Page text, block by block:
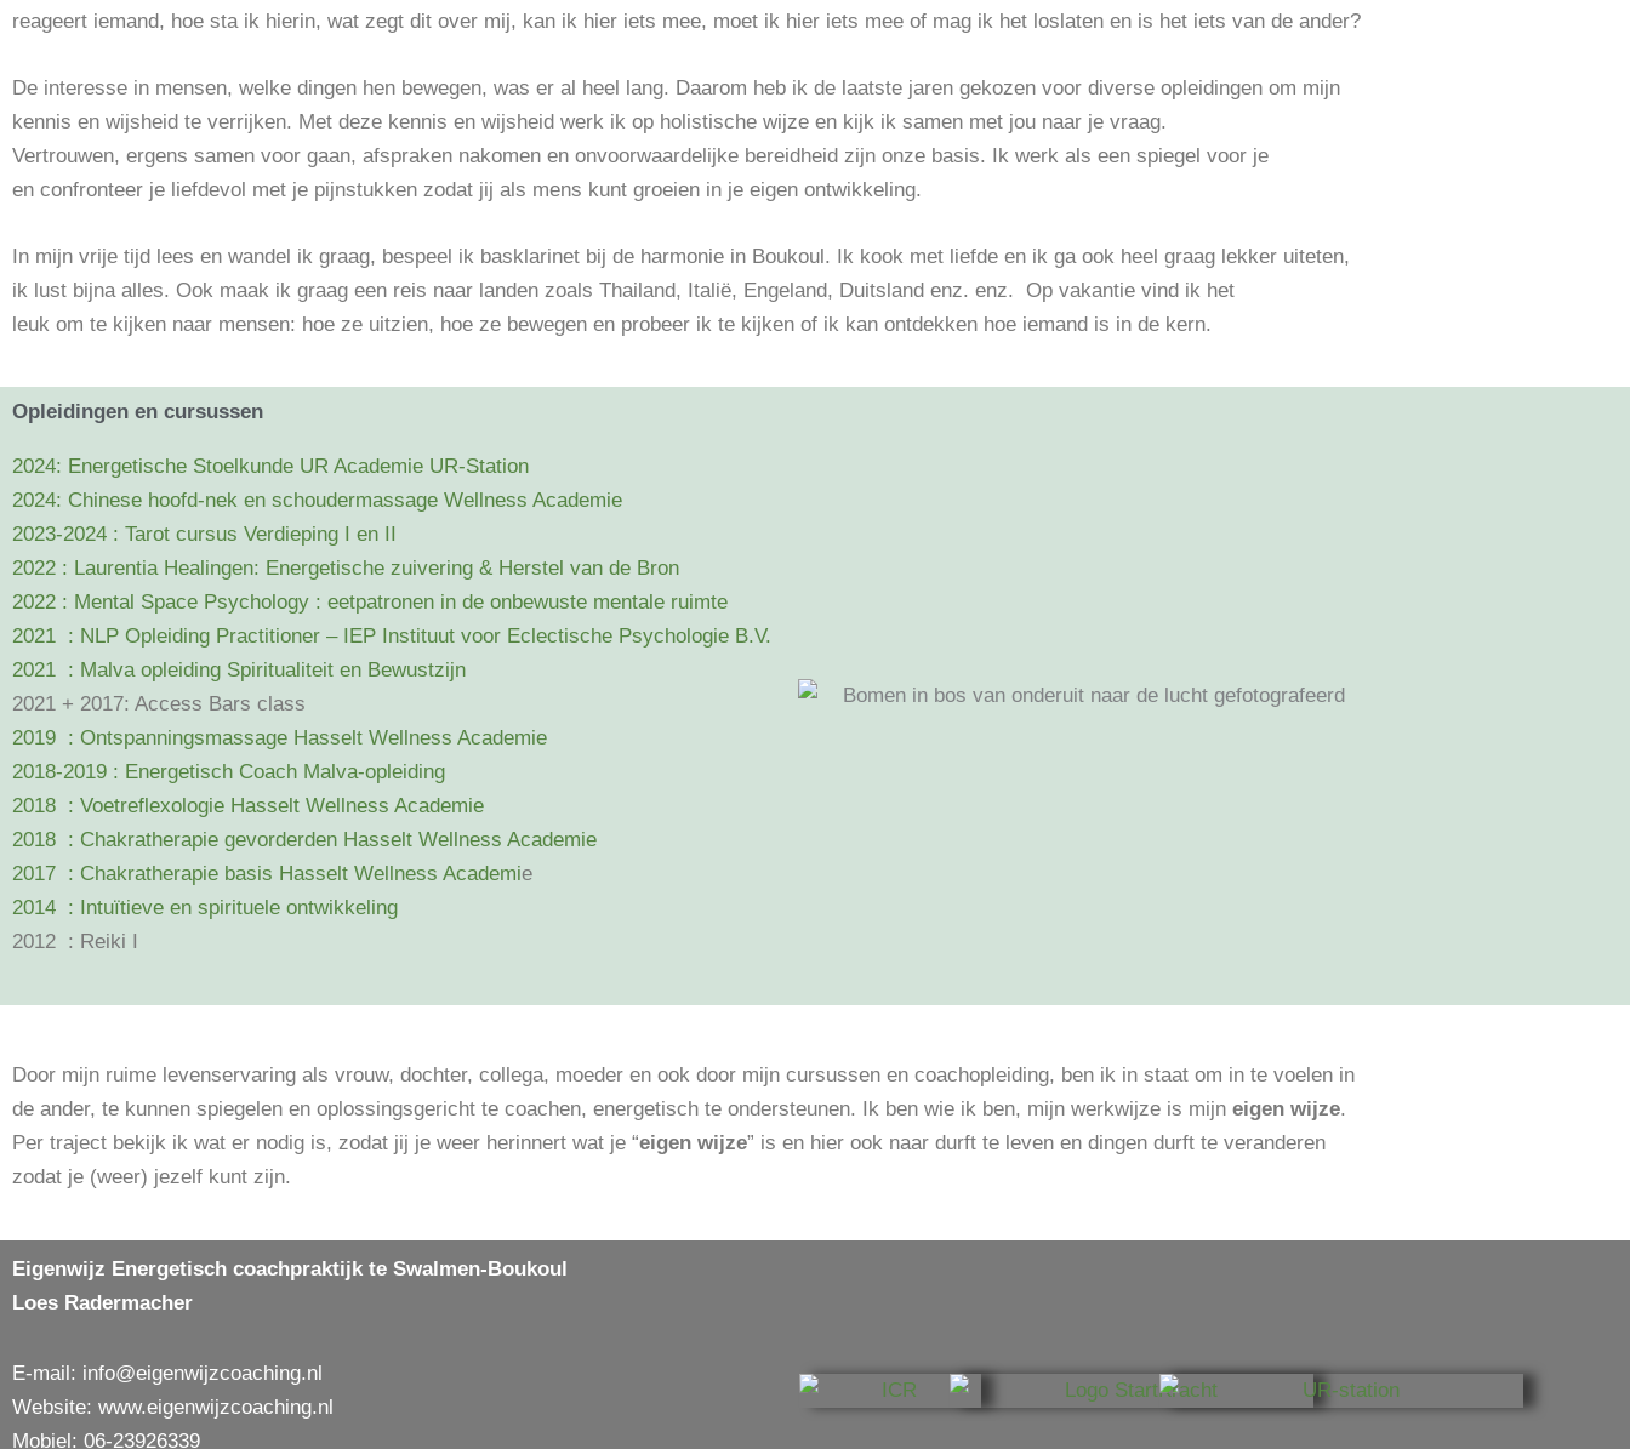
reageert iemand, hoe sta ik hierin, wat zegt dit over mij, kan ik hier iets mee, moet ik hier iets mee of mag ik het loslaten en is het iets van de ander?
De interesse in mensen, welke dingen hen bewegen, was er al heel lang. Daarom heb ik de laatste jaren gekozen voor diverse opleidingen om mijn
kennis en wijsheid te verrijken. Met deze kennis en wijsheid werk ik op holistische wijze en kijk ik samen met jou naar je vraag.
Vertrouwen, ergens samen voor gaan, afspraken nakomen en onvoorwaardelijke bereidheid zijn onze basis. Ik werk als een spiegel voor je
en confronteer je liefdevol met je pijnstukken zodat jij als mens kunt groeien in je eigen ontwikkeling.
In mijn vrije tijd lees en wandel ik graag, bespeel ik basklarinet bij de harmonie in Boukoul. Ik kook met liefde en ik ga ook heel graag lekker uiteten,
ik lust bijna alles. Ook maak ik graag een reis naar landen zoals Thailand, Italië, Engeland, Duitsland enz. enz. Op vakantie vind ik het
leuk om te kijken naar mensen: hoe ze uitzien, hoe ze bewegen en probeer ik te kijken of ik kan ontdekken hoe iemand is in de kern.
Opleidingen en cursussen
2024: Energetische Stoelkunde UR Academie UR-Station
2024: Chinese hoofd-nek en schoudermassage Wellness Academie
2023-2024 : Tarot cursus Verdieping I en II
2022 : Laurentia Healingen: Energetische zuivering & Herstel van de Bron
2022 : Mental Space Psychology : eetpatronen in de onbewuste mentale ruimte
2021 : NLP Opleiding Practitioner – IEP Instituut voor Eclectische Psychologie B.V.
2021 : Malva opleiding Spiritualiteit en Bewustzijn
2021 + 2017: Access Bars class
2019 : Ontspanningsmassage Hasselt Wellness Academie
2018-2019 : Energetisch Coach Malva-opleiding
2018 : Voetreflexologie Hasselt Wellness Academie
2018 : Chakratherapie gevorderden Hasselt Wellness Academie
2017 : Chakratherapie basis Hasselt Wellness Academie
2014 : Intuïtieve en spirituele ontwikkeling
2012 : Reiki I
Door mijn ruime levenservaring als vrouw, dochter, collega, moeder en ook door mijn cursussen en coachopleiding, ben ik in staat om in te voelen in
de ander, te kunnen spiegelen en oplossingsgericht te coachen, energetisch te ondersteunen. Ik ben wie ik ben, mijn werkwijze is mijn eigen wijze.
Per traject bekijk ik wat er nodig is, zodat jij je weer herinnert wat je “eigen wijze” is en hier ook naar durft te leven en dingen durft te veranderen
zodat je (weer) jezelf kunt zijn.
Eigenwijz Energetisch coachpraktijk te Swalmen-Boukoul
Loes Radermacher
E-mail: info@eigenwijzcoaching.nl
Website: www.eigenwijzcoaching.nl
Mobiel: 06-23926339